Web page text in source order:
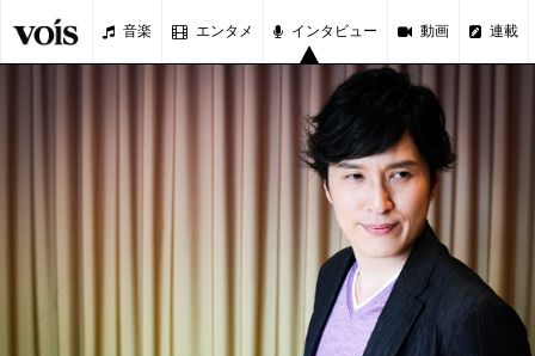
音楽 エンタメ インタビュー 動画 連載